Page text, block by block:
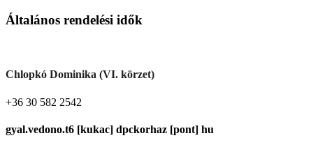
Általános rendelési idők
Chlopkó Dominika (VI. körzet)
+36 30 582 2542
gyal.vedono.t6 [kukac] dpckorhaz [pont] hu